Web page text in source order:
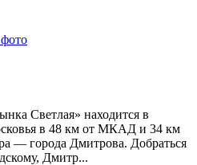
Светлая» находится в
в 48 км от МКАД и 34 км
— города Дмитрова. Добраться
Дмитр...